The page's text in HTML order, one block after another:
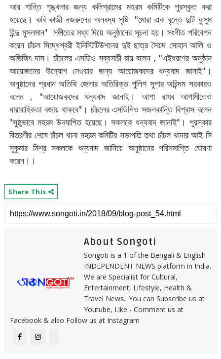
আর শান্তি শৃঙ্খলার জন্য কলিগ্রামের মহরম কমিটিকে পুরস্কৃত করা
হয়েছে। কবি কাজী নজরুলের অনবদ্য সৃষ্টি "মোরা এক বৃন্তে দুটি কুসুম
হিন্দু মুসলমান" সঙ্গীতের মধ্য দিয়ে অনুষ্ঠানের সূচনা হয়। সংগীত পরিবেশন
করেন চাঁচল সিদ্ধেশ্বরী ইনিস্টিটিউশনের দুই ছাত্র সৈয়দ সোহান আলি ও
অভিজিৎ দাস। চাঁচলের এসডিও সব্যসাচী রায় বলেন , "এইধরণের অনুষ্ঠান
আয়োজনের উদ্যোগ নেওয়ার জন্য আয়োজকদের ধন্যবাদ জানাই"।
অনুষ্ঠানের প্রধান অতিথি জেলার অতিরিক্ত পুলিশ সুপার অরিন্দম সরকারও
বলেন , "আয়োজকদের ধন্যবাদ জানাই। আশা রাখব আগামীতেও
ধারাবাহিকতা বজায় থাকবে"। চাঁচলের এসডিপিও সজলকান্তি বিশ্বাস বলেন
"সুষ্ঠুভাবে মহরম উদযাপিত হয়েছে। সকলকে ধন্যবাদ জানাই"। পুরস্কার
বিতরণীর শেষে চাঁচল থানা মহরম কমিটির সভাপতি তথা চাঁচল থানার আই সি
সুকুমার মিশ্র সকলকে ধন্যবাদ জানিয়ে অনুষ্ঠানের পরিসমাপ্তি ঘোষণা
করেন।।
Share This
About Songoti
Songoti is a 1 of the Bengali & English
INDEPENDENT NEWS platform in India.
We are Specialist for Cultural,
Entertainment, Lifestyle, Health &
Travel News.. You can Subscribe us at
Youtube, Like - Comment us at
Facebook & also Follow us at Instagram